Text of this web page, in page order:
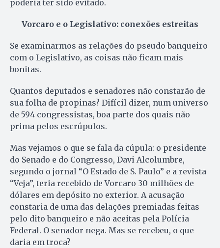
poderia ter sido evitado.
Vorcaro e o Legislativo: conexões estreitas
Se examinarmos as relações do pseudo banqueiro
com o Legislativo, as coisas não ficam mais
bonitas.
Quantos deputados e senadores não constarão de
sua folha de propinas? Difícil dizer, num universo
de 594 congressistas, boa parte dos quais não
prima pelos escrúpulos.
Mas vejamos o que se fala da cúpula: o presidente
do Senado e do Congresso, Davi Alcolumbre,
segundo o jornal “O Estado de S. Paulo” e a revista
“Veja”, teria recebido de Vorcaro 30 milhões de
dólares em depósito no exterior. A acusação
constaria de uma das delações premiadas feitas
pelo dito banqueiro e não aceitas pela Polícia
Federal. O senador nega. Mas se recebeu, o que
daria em troca?